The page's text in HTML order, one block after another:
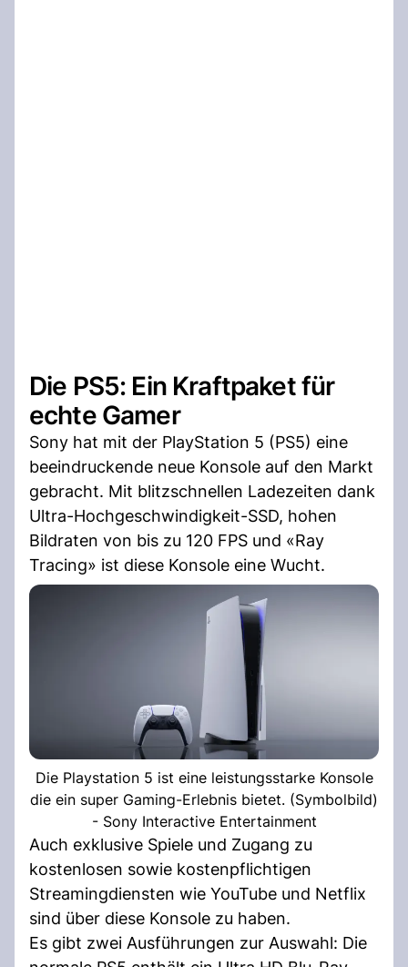
Die PS5: Ein Kraftpaket für
echte Gamer
Sony hat mit der PlayStation 5 (PS5) eine
beeindruckende neue Konsole auf den Markt
gebracht. Mit blitzschnellen Ladezeiten dank
Ultra-Hochgeschwindigkeit-SSD, hohen
Bildraten von bis zu 120 FPS und «Ray
Tracing» ist diese Konsole eine Wucht.
Die Playstation 5 ist eine leistungsstarke Konsole
die ein super Gaming-Erlebnis bietet. (Symbolbild)
- Sony Interactive Entertainment
Auch exklusive Spiele und Zugang zu
kostenlosen sowie kostenpflichtigen
Streamingdiensten wie YouTube und Netflix
sind über diese Konsole zu haben.
Es gibt zwei Ausführungen zur Auswahl: Die